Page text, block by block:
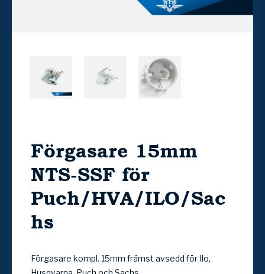
Förgasare 15mm
NTS-SSF för
Puch/HVA/ILO/Sac
hs
Förgasare kompl. 15mm främst avsedd för Ilo,